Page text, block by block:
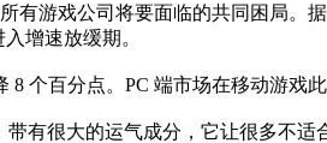
游戏公司将要面临的共同困局。
增速放缓期。
个百分点。PC 端市场在移动游戏
有很大的运气成分，它让很多不